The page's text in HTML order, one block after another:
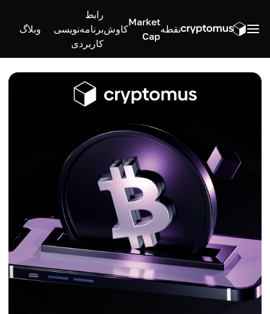
نقطه
Market
Cap
کاوش
رابط
برنامه‌نویسی
کاربردی
وبلاگ